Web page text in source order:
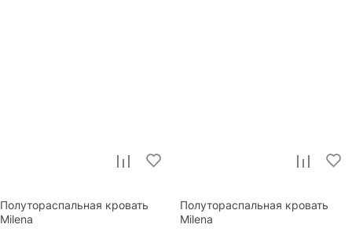
Полутораспальная кровать
Milena
Полутораспальная кровать
Milena